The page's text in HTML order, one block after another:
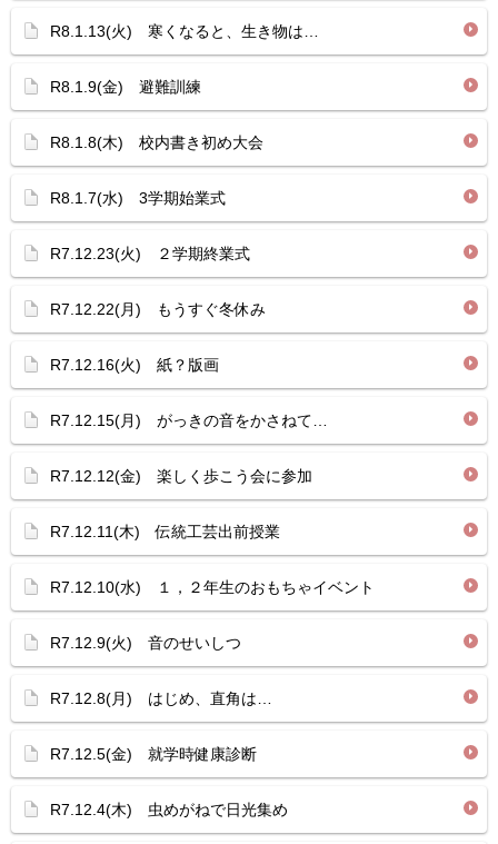
R8.1.13(火) 寒くなると、生き物は…
R8.1.9(金) 避難訓練
R8.1.8(木) 校内書き初め大会
R8.1.7(水) 3学期始業式
R7.12.23(火) ２学期終業式
R7.12.22(月) もうすぐ冬休み
R7.12.16(火) 紙？版画
R7.12.15(月) がっきの音をかさねて…
R7.12.12(金) 楽しく歩こう会に参加
R7.12.11(木) 伝統工芸出前授業
R7.12.10(水) １，２年生のおもちゃイベント
R7.12.9(火) 音のせいしつ
R7.12.8(月) はじめ、直角は…
R7.12.5(金) 就学時健康診断
R7.12.4(木) 虫めがねで日光集め